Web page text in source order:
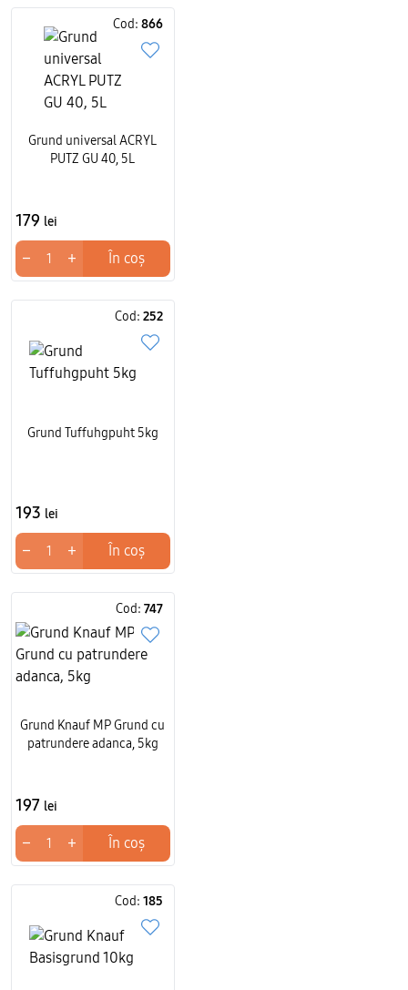
Cod: 866
Grund universal ACRYL
PUTZ GU 40, 5L
179 lei
− + În coș
Cod: 252
Grund Tuffuhgpuht 5kg
193 lei
− + În coș
Cod: 747
Grund Knauf MP Grund cu
patrundere adanca, 5kg
197 lei
− + În coș
Cod: 185